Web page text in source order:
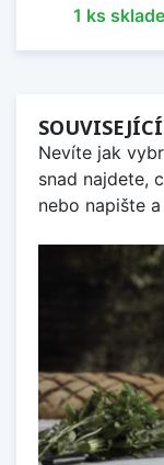
1 ks
Nevíte jak
snad najdete,
nebo napište